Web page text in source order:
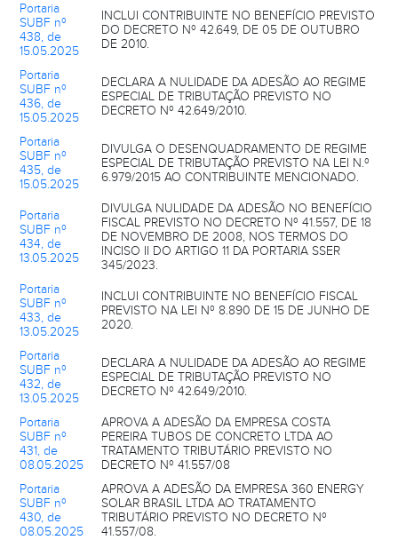
Portaria
SUBF nº
438, de
15.05.2025
INCLUI CONTRIBUINTE NO BENEFÍCIO PREVISTO
DO DECRETO Nº 42.649, DE 05 DE OUTUBRO
DE 2010.
Portaria
SUBF nº
436, de
15.05.2025
DECLARA A NULIDADE DA ADESÃO AO REGIME
ESPECIAL DE TRIBUTAÇÃO PREVISTO NO
DECRETO Nº 42.649/2010.
Portaria
SUBF nº
435, de
15.05.2025
DIVULGA O DESENQUADRAMENTO DE REGIME
ESPECIAL DE TRIBUTAÇÃO PREVISTO NA LEI N.º
6.979/2015 AO CONTRIBUINTE MENCIONADO.
Portaria
SUBF nº
434, de
13.05.2025
DIVULGA NULIDADE DA ADESÃO NO BENEFÍCIO
FISCAL PREVISTO NO DECRETO Nº 41.557, DE 18
DE NOVEMBRO DE 2008, NOS TERMOS DO
INCISO II DO ARTIGO 11 DA PORTARIA SSER
345/2023.
Portaria
SUBF nº
433, de
13.05.2025
INCLUI CONTRIBUINTE NO BENEFÍCIO FISCAL
PREVISTO NA LEI Nº 8.890 DE 15 DE JUNHO DE
2020.
Portaria
SUBF nº
432, de
13.05.2025
DECLARA A NULIDADE DA ADESÃO AO REGIME
ESPECIAL DE TRIBUTAÇÃO PREVISTO NO
DECRETO Nº 42.649/2010.
Portaria
SUBF nº
431, de
08.05.2025
APROVA A ADESÃO DA EMPRESA COSTA
PEREIRA TUBOS DE CONCRETO LTDA AO
TRATAMENTO TRIBUTÁRIO PREVISTO NO
DECRETO Nº 41.557/08
Portaria
SUBF nº
430, de
08.05.2025
APROVA A ADESÃO DA EMPRESA 360 ENERGY
SOLAR BRASIL LTDA AO TRATAMENTO
TRIBUTÁRIO PREVISTO NO DECRETO Nº
41.557/08.